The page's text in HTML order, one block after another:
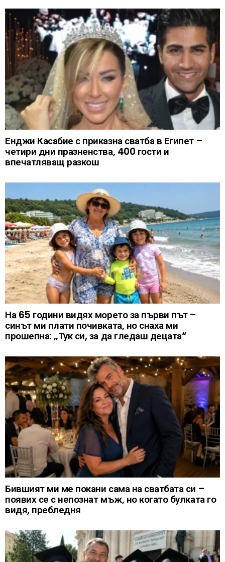
Енджи Касабие с приказна сватба в Египет –
четири дни празненства, 400 гости и
впечатляващ разкош
На 65 години видях морето за първи път –
синът ми плати почивката, но снаха ми
прошепна: „Тук си, за да гледаш децата“
Бившият ми ме покани сама на сватбата си –
появих се с непознат мъж, но когато булката го
видя, пребледня